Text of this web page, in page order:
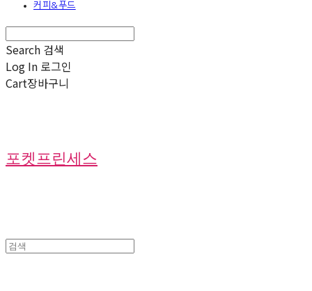
커피&푸드
Search 검색
Log In 로그인
Cart장바구니
포켓프린세스